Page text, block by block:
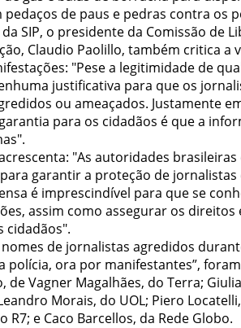
pedaços de paus e pedras contra os
SIP, o presidente da Comissão de
Claudio Paolillo, também critica a
"Pese a legitimidade de
justificativa para que os
ou ameaçados. Justamente
para os cidadãos é que a
"As autoridades
garantir a proteção de jornalistas
é imprescindível para que se
assim como assegurar os
cidadãos".
de jornalistas agredidos
polícia, ora por manifestantes”,
de Vagner Magalhães, do Terra;
Morais, do UOL; Piero
R7; e Caco Barcellos, da Rede Globo.